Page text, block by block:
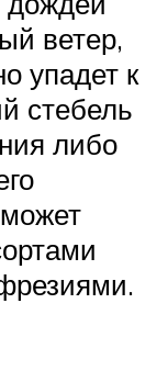
ветер,
упадет к
стебель
либо